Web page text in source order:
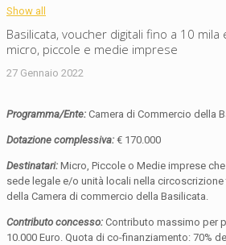
Show all
Basilicata, voucher digitali fino a 10
micro, piccole e medie imprese
27 Gennaio 2022
Programma/Ente: Camera di Commercio della
Dotazione complessiva: € 170.000
Destinatari: Micro, Piccole o Medie imprese
sede legale e/o unità locali nella circoscrizione
della Camera di commercio della Basilicata.
Contributo concesso: Contributo massimo per
10.000 Euro. Quota di co-finanziamento: 70%